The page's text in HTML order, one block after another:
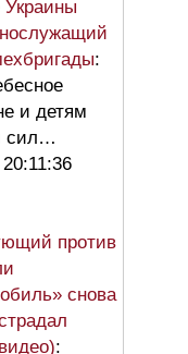
Украины
:
и детям
сил…
против
снова
: